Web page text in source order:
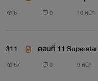
5 0 10 หน้า
#11 ตอนที่ 11 Superstar
57 0 9 หน้า